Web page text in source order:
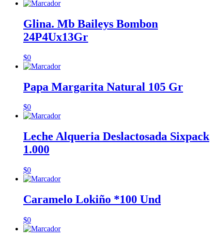
Glina. Mb Baileys Bombon
24P4Ux13Gr
$0
Papa Margarita Natural 105 Gr
$0
Leche Alqueria Deslactosada Sixpack
1.000
$0
Caramelo Lokiño *100 Und
$0